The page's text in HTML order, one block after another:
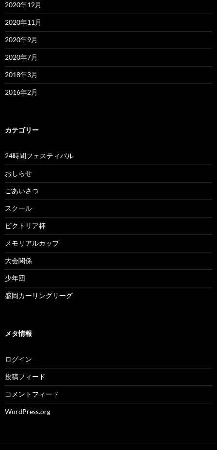
2020年12月
2020年11月
2020年9月
2020年7月
2018年3月
2016年2月
カテゴリー
24時間フェスティバル
おしらせ
ごあいさつ
スクール
ビクトリア杯
メモリアルカップ
大会関係
少年団
盛岡カーリングリーグ
メタ情報
ログイン
投稿フィード
コメントフィード
WordPress.org